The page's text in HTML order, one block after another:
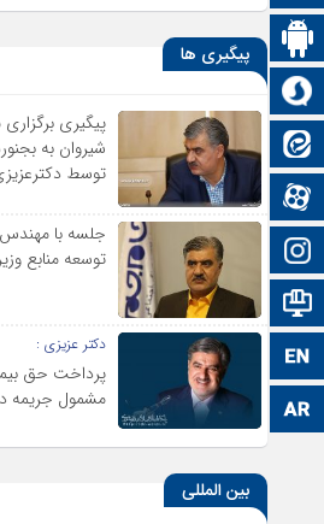
اپلیکیشن سایت
سروش
آپارات
اینستاگرام
اطلاعات سایت
زبان انگلیسی
زبان عربی
پیگیری ها
پیگیری
شیروان به
توسط
جلسه با مهندس
توسعه منابع وزیر
دکتر عزیزی :
مشمول جریمه
بین المللی